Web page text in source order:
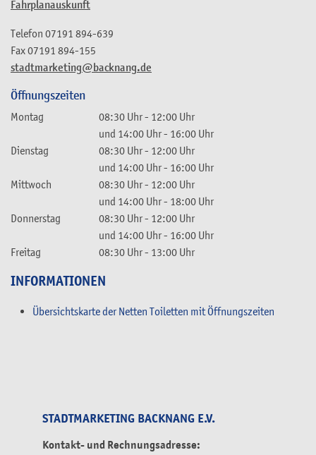
Fahrplanauskunft
stadtmarketing@backnang.de
Telefon 07191 894-639
Fax07191 894-155
Öffnungszeiten
Montag 08:30 Uhr- 12:00 Uhr
und 14:00 Uhr- 16:00 Uhr
Dienstag
08:30 Uhr- 12:00 Uhr
und 14:00 Uhr- 16:00 Uhr
Mittwoch
08:30 Uhr- 12:00 Uhr
und 14:00 Uhr- 18:00 Uhr
Donnerstag
08:30 Uhr- 12:00 Uhr
und 14:00 Uhr- 16:00 Uhr
Freitag
08:30 Uhr- 13:00 Uhr
INFORMATIONEN
Übersichtskarte der Netten Toiletten mit Öffnungszeiten
STADTMARKETING BACKNANG E.V.
Kontakt- und Rechnungsadresse: